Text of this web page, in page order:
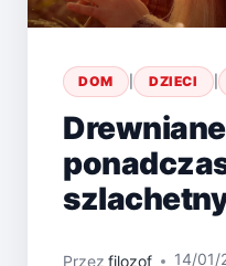
DOM | DZIECI |
Przez filozof 14/01/